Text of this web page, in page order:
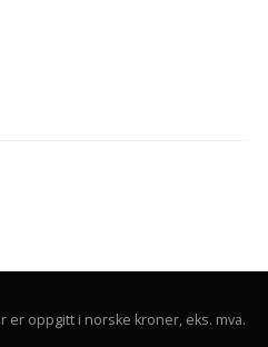
er oppgitt i norske kroner, eks. mva.